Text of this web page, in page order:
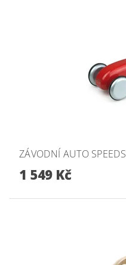
ZÁVODNÍ AUTO
1 549 Kč